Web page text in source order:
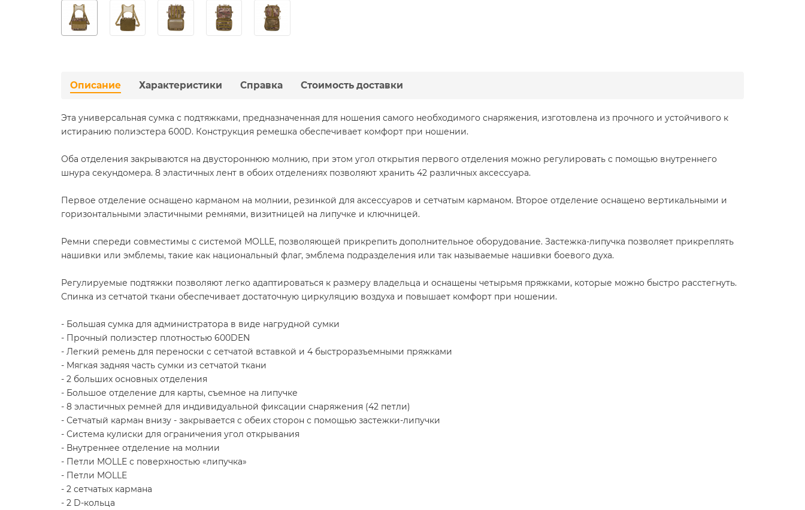
Описание Характеристики Справка Стоимость доставки
Эта универсальная сумка с подтяжками, предназначенная для ношения самого необходимого снаряжения, изготовлена из прочного и устойчивого к
истиранию полиэстера 600D. Конструкция ремешка обеспечивает комфорт при ношении.
Оба отделения закрываются на двустороннюю молнию, при этом угол открытия первого отделения можно регулировать с помощью внутреннего
шнура секундомера. 8 эластичных лент в обоих отделениях позволяют хранить 42 различных аксессуара.
Первое отделение оснащено карманом на молнии, резинкой для аксессуаров и сетчатым карманом. Второе отделение оснащено вертикальными и
горизонтальными эластичными ремнями, визитницей на липучке и ключницей.
Ремни спереди совместимы с системой MOLLE, позволяющей прикрепить дополнительное оборудование. Застежка-липучка позволяет прикреплять
нашивки или эмблемы, такие как национальный флаг, эмблема подразделения или так называемые нашивки боевого духа.
Регулируемые подтяжки позволяют легко адаптироваться к размеру владельца и оснащены четырьмя пряжками, которые можно быстро расстегнуть.
Спинка из сетчатой ​​ткани обеспечивает достаточную циркуляцию воздуха и повышает комфорт при ношении.
- Большая сумка для администратора в виде нагрудной сумки
- Прочный полиэстер плотностью 600DEN
- Легкий ремень для переноски с сетчатой вставкой и 4 быстроразъемными пряжками
- Мягкая задняя часть сумки из сетчатой ​​ткани
- 2 больших основных отделения
- Большое отделение для карты, съемное на липучке
- 8 эластичных ремней для индивидуальной фиксации снаряжения (42 петли)
- Сетчатый карман внизу - закрывается с обеих сторон с помощью застежки-липучки
- Система кулиски для ограничения угол открывания
- Внутреннее отделение на молнии
- Петли MOLLE с поверхностью «липучка»
- Петли MOLLE
- 2 сетчатых кармана
- 2 D-кольца